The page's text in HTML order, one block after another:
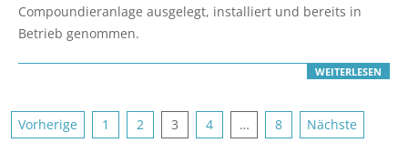
Compoundieranlage ausgelegt, installiert und bereits in
Betrieb genommen.
WEITERLESEN
Seitennummerierung
Vorherige 1 2 3 4 … 8 Nächste